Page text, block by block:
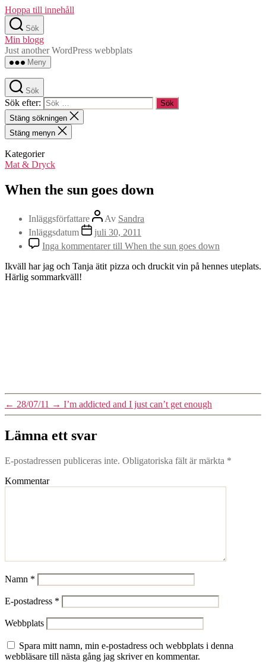
Hoppa till innehåll
Sök
Min blogg
Just another WordPress webbplats
Meny
Sök
Sök efter:
Stäng sökningen
Stäng menyn
Kategorier
Mat & Dryck
When the sun goes down
Inläggsförfattare Av Sandra
Inläggsdatum
juli 30, 2011
Inga kommentarertill When the sun goes down
Ikväll har jag och Tanja ätit pizza och druckit vin på hennes uteplats.
Härlig sommarkväll!
← 28/07/11 → I’m addicted and I just can’t get enough
Lämna ett svar
E-postadressen publiceras inte. Obligatoriska fält är märkta *
Kommentar
Namn *
E-postadress *
Webbplats
Spara mitt namn, min e-postadress och webbplats i denna
webbläsare till nästa gång jag skriver en kommentar.